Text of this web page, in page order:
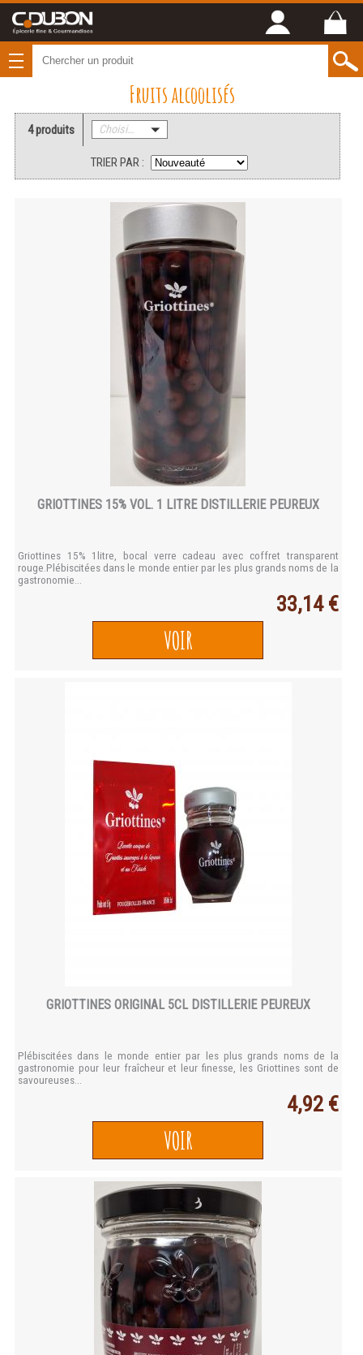
Fruits alcoolisés
4 produits Choisissez une catégorie
TRIER PAR :
GRIOTTINES 15% VOL. 1 LITRE DISTILLERIE PEUREUX
Griottines 15% 1litre, bocal verre cadeau avec coffret transparent
rouge.Plébiscitées dans le monde entier par les plus grands noms de la
gastronomie...
33,14 €
VOIR
GRIOTTINES ORIGINAL 5CL DISTILLERIE PEUREUX
Plébiscitées dans le monde entier par les plus grands noms de la
gastronomie pour leur fraîcheur et leur finesse, les Griottines sont de
savoureuses...
4,92 €
VOIR